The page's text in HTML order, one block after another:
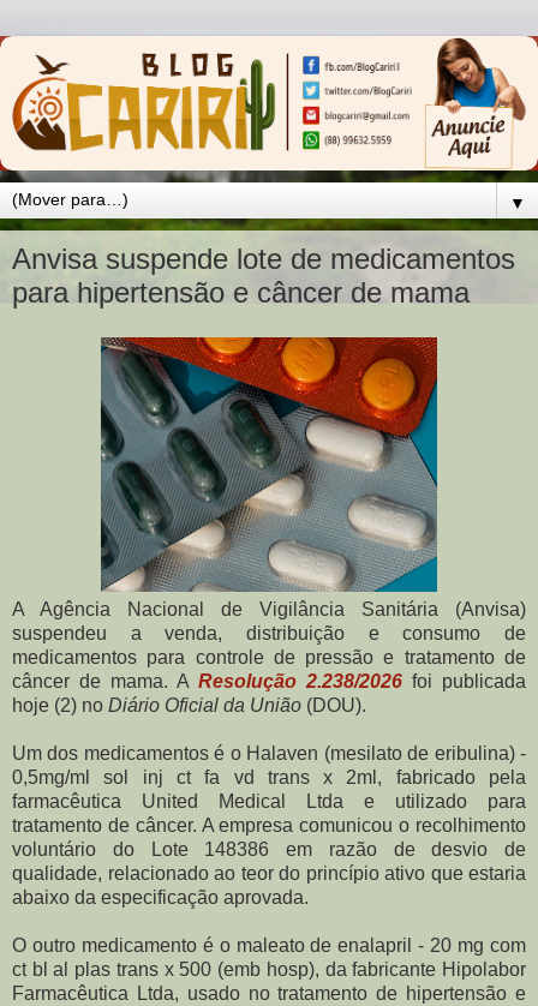
▼
Anvisa suspende lote de medicamentos
para hipertensão e câncer de mama
A Agência Nacional de Vigilância Sanitária (Anvisa)
suspendeu a venda, distribuição e consumo de
medicamentos para controle de pressão e tratamento de
câncer de mama. A Resolução 2.238/2026 foi publicada
hoje (2) no Diário Oficial da União (DOU).
Um dos medicamentos é o Halaven (mesilato de eribulina) -
0,5mg/ml sol inj ct fa vd trans x 2ml, fabricado pela
farmacêutica United Medical Ltda e utilizado para
tratamento de câncer. A empresa comunicou o recolhimento
voluntário do Lote 148386 em razão de desvio de
qualidade, relacionado ao teor do princípio ativo que estaria
abaixo da especificação aprovada.
O outro medicamento é o maleato de enalapril - 20 mg com
ct bl al plas trans x 500 (emb hosp), da fabricante Hipolabor
Farmacêutica Ltda, usado no tratamento de hipertensão e